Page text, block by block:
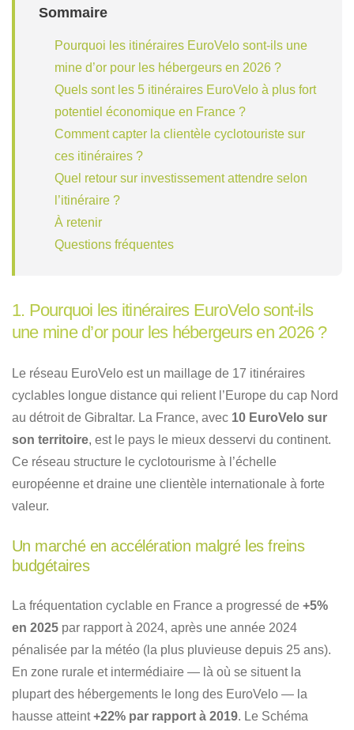
Sommaire
Pourquoi les itinéraires EuroVelo sont-ils une
mine d’or pour les hébergeurs en 2026 ?
Quels sont les 5 itinéraires EuroVelo à plus fort
potentiel économique en France ?
Comment capter la clientèle cyclotouriste sur
ces itinéraires ?
Quel retour sur investissement attendre selon
l’itinéraire ?
À retenir
Questions fréquentes
1. Pourquoi les itinéraires EuroVelo sont-ils
une mine d’or pour les hébergeurs en 2026 ?
Le réseau EuroVelo est un maillage de 17 itinéraires
cyclables longue distance qui relient l’Europe du cap Nord
au détroit de Gibraltar. La France, avec 10 EuroVelo sur
son territoire, est le pays le mieux desservi du continent.
Ce réseau structure le cyclotourisme à l’échelle
européenne et draine une clientèle internationale à forte
valeur.
Un marché en accélération malgré les freins
budgétaires
La fréquentation cyclable en France a progressé de +5%
en 2025 par rapport à 2024, après une année 2024
pénalisée par la météo (la plus pluvieuse depuis 25 ans).
En zone rurale et intermédiaire — là où se situent la
plupart des hébergements le long des EuroVelo — la
hausse atteint+22% par rapport à 2019. Le Schéma